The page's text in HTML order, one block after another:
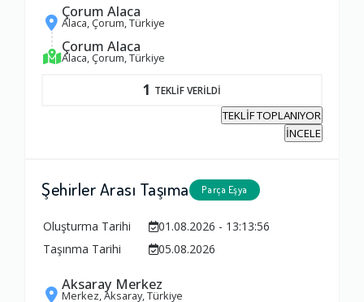
Çorum Alaca
Alaca, Çorum, Türkiye
Çorum Alaca
Alaca, Çorum, Türkiye
1 TEKLİF VERİLDİ
TEKLİF TOPLANIYOR
İNCELE
Şehirler Arası Taşıma Parça Eşya
Oluşturma Tarihi
01.08.2026 - 13:13:56
Taşınma Tarihi
05.08.2026
Aksaray Merkez
Merkez, Aksaray, Türkiye